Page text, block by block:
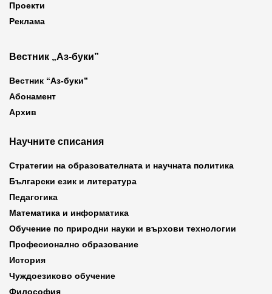
Проекти
Реклама
Вестник „Аз-буки”
Вестник “Аз-буки”
Абонамент
Архив
Научните списания
Стратегии на образователната и научната политика
Български език и литература
Педагогика
Математика и информатика
Обучение по природни науки и върхови технологии
Професионално образование
История
Чуждоезиково обучение
Философия